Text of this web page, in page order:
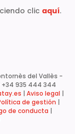
clic aquí.
del Vallès -
+34 935 444 344
Aviso legal
de gestión
de conducta